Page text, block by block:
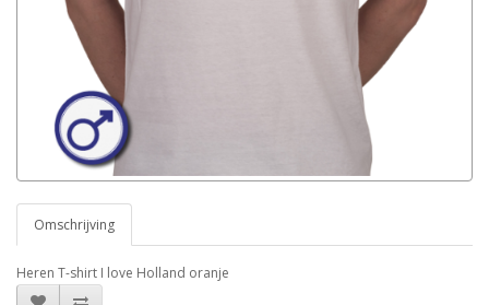
Omschrijving
Heren T-shirt I love Holland oranje